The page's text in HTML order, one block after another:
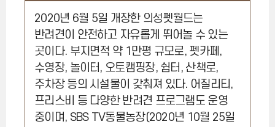
2020년 6월 5일 개장한 의성펫월드는
반려견이 안전하고 자유롭게 뛰어놀 수 있는
곳이다. 부지면적 약 1만평 규모로, 펫카페,
수영장, 놀이터, 오토캠핑장, 쉼터, 산책로,
주차장 등의 시설물이 갖춰져 있다. 어질리티,
프리스비 등 다양한 반려견 프로그램도 운영
중이며, SBS TV동물농장(2020년 10월 25일